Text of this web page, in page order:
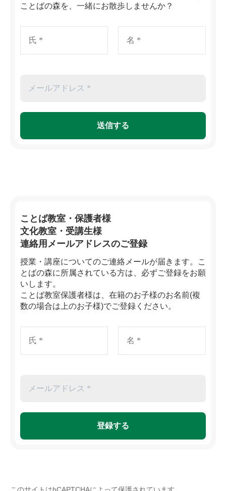
ことばの森を、一緒にお散歩しませんか？
ことば教室・保護者様
文化教室・受講生様
連絡用メールアドレスのご登録
授業・講座についてのご連絡メールが届きます。こ
とばの森に所属されている方は、必ずご登録をお願
いします。
ことば教室保護者様は、在籍のお子様のお名前(複
数の場合は上のお子様)でご登録ください。